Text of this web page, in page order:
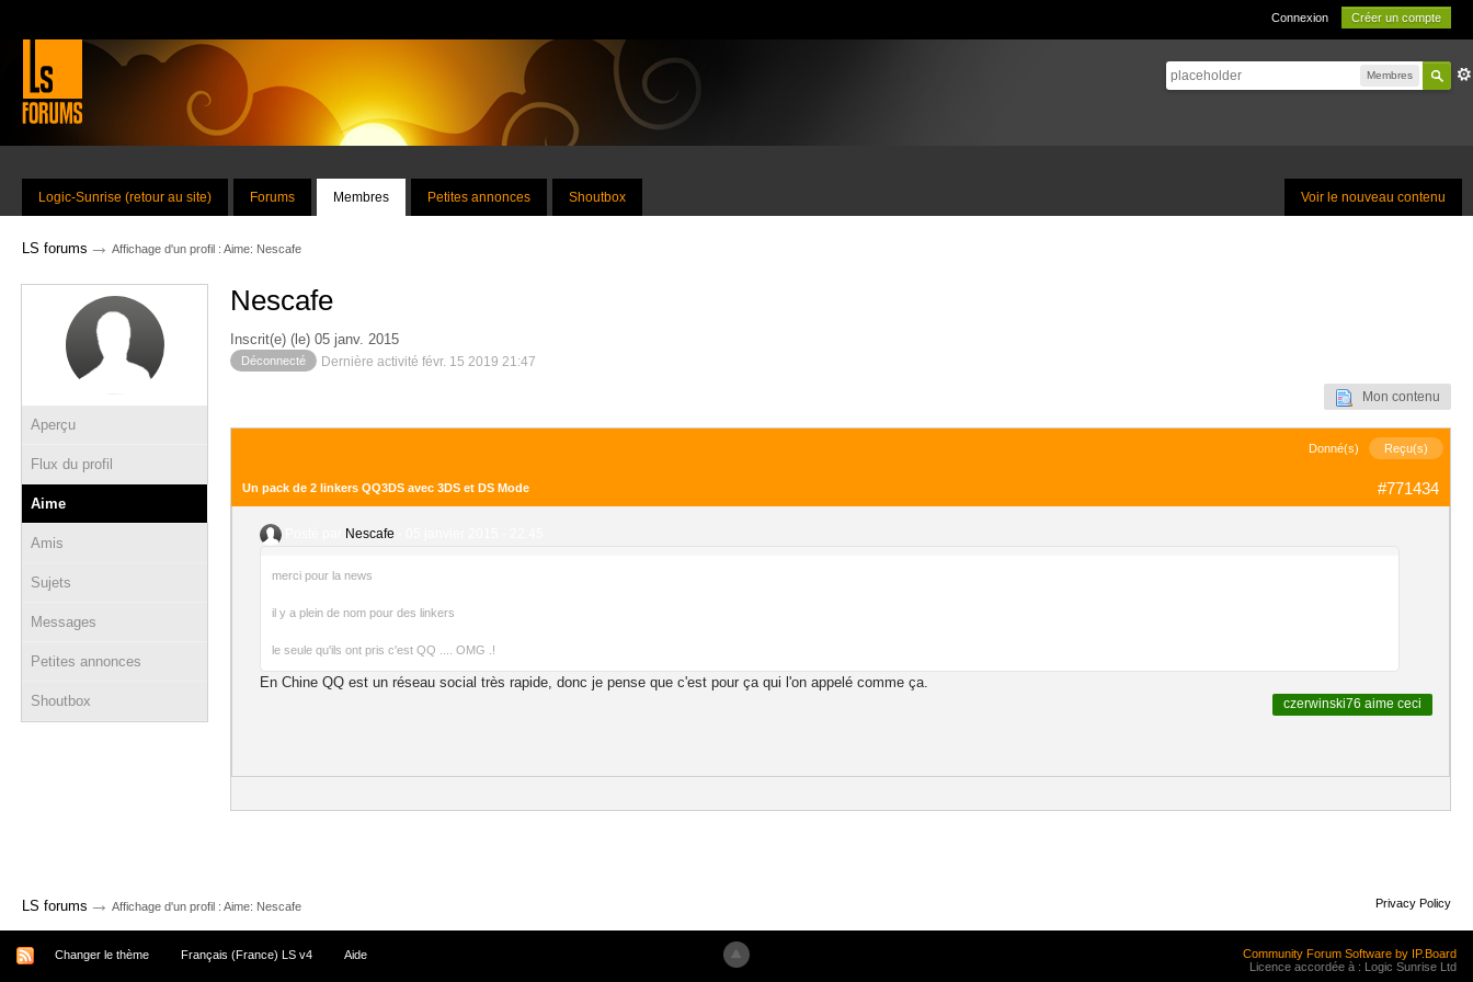
Connexion Créer un compte
Membres
Voir le nouveau contenu
Logic-Sunrise (retour au site) Forums Membres Petites annonces Shoutbox
LS forums → Affichage d'un profil : Aime: Nescafe
Aperçu
Flux du profil
Aime
Amis
Sujets
Messages
Petites annonces
Shoutbox
Nescafe
Inscrit(e) (le) 05 janv. 2015
Déconnecté Dernière activité févr. 15 2019 21:47
Mon contenu
Donné(s) Reçu(s)
#771434
Un pack de 2 linkers QQ3DS avec 3DS et DS Mode
Nescafe
merci pour la news
il y a plein de nom pour des linkers
le seule qu'ils ont pris c'est QQ .... OMG .!
En Chine QQ est un réseau social très rapide, donc je pense que c'est pour ça qui l'on appelé comme ça.
czerwinski76 aime ceci
LS forums → Affichage d'un profil : Aime: Nescafe Privacy Policy
Changer le thème Français (France) LS v4 Aide
Community Forum Software by IP.Board
Licence accordée à : Logic Sunrise Ltd